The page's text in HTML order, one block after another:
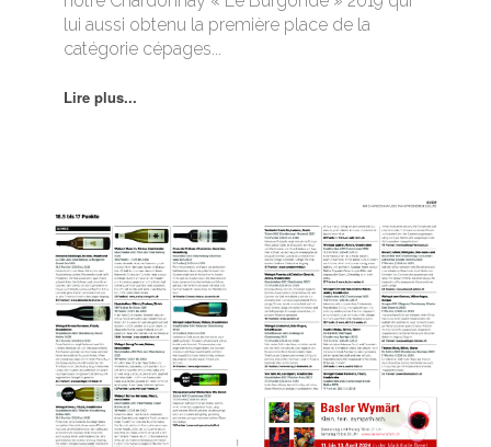
lui aussi obtenu la première place de la
catégorie cépages...
Lire plus...